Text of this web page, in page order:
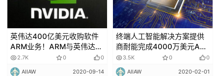
英伟达400亿美元收购软件
ARM业务！ARM与英伟达联
合成为最大芯片集团！
2.7K 0 0
AIIAW 2020-09-14
终端人工智能解决方案提供
商耐能完成4000万美元A2
轮融资！
3.5K 0 0
AIIAW 2020-02-01